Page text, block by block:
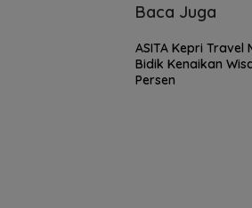
Baca Juga
ASITA Kepri Travel
Bidik Kenaikan
Persen